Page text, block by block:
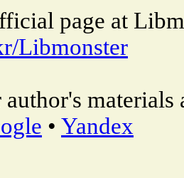
page at
Libmonster
materials
• Yandex